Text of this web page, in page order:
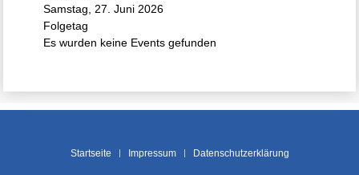
Samstag, 27. Juni 2026
Folgetag
Es wurden keine Events gefunden
Startseite Impressum Datenschutzerklärung